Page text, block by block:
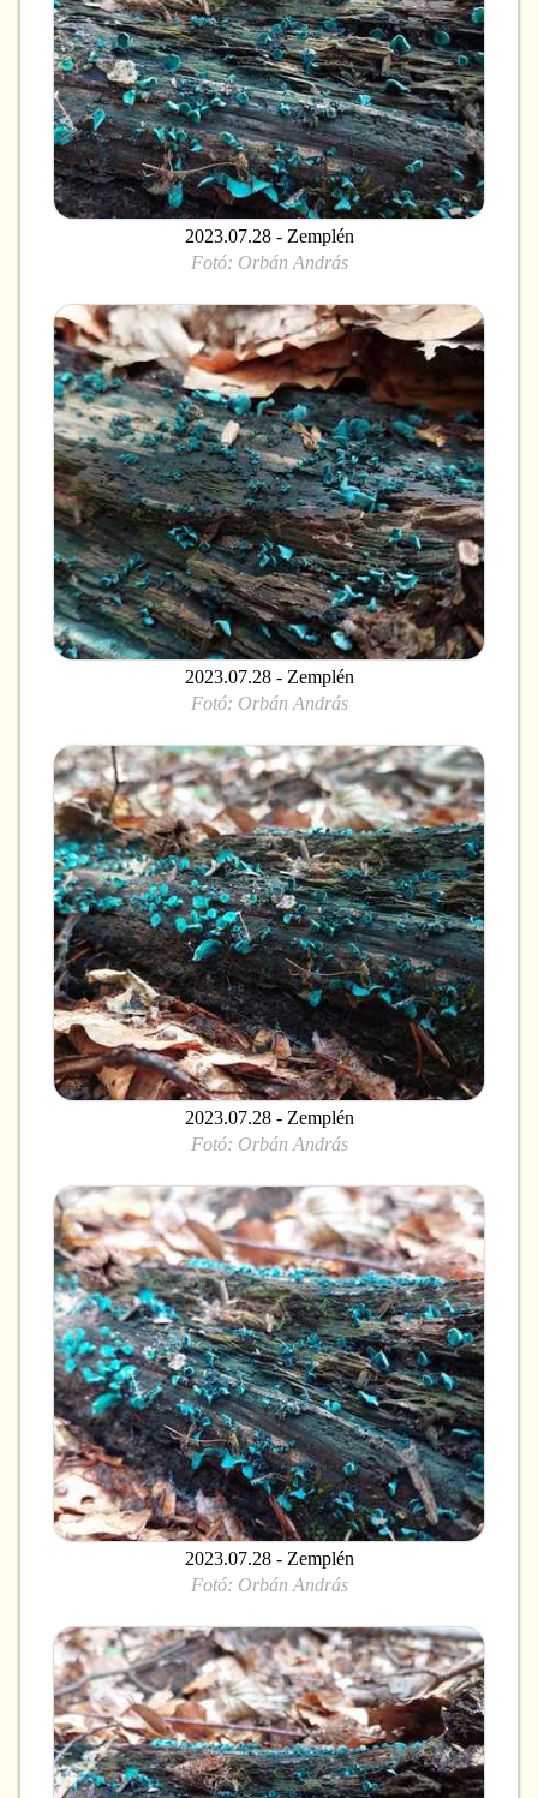
2023.07.28 - Zemplén
Fotó: Orbán András
2023.07.28 - Zemplén
Fotó: Orbán András
2023.07.28 - Zemplén
Fotó: Orbán András
2023.07.28 - Zemplén
Fotó: Orbán András